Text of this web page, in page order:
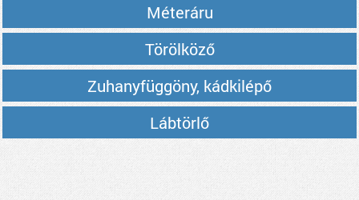
Méteráru
Törölköző
Zuhanyfüggöny, kádkilépő
Lábtörlő